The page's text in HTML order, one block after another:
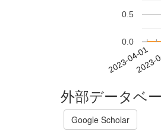
2023-04-01
0.0
0.5
外部データベ
Google Scholar